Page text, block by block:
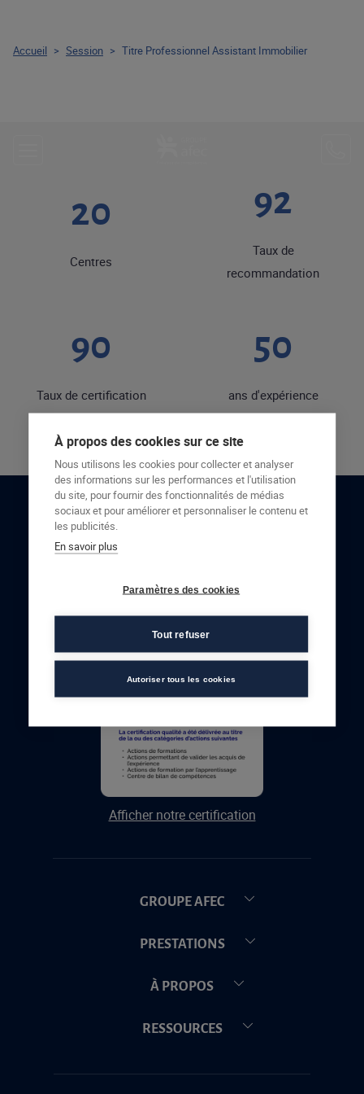
20
Centres
92
Taux de
recommandation
90
Taux de certification
50
ans d'expérience
RESTONS EN CONTACT
Afficher notre certification
GROUPE AFEC
PRESTATIONS
À PROPOS
RESSOURCES
Accueil > Session > Titre Professionnel Assistant Immobilier
À propos des cookies sur ce site
Nous utilisons les cookies pour collecter et analyser
des informations sur les performances et l'utilisation
du site, pour fournir des fonctionnalités de médias
sociaux et pour améliorer et personnaliser le contenu et
les publicités.
En savoir plus
Paramètres des cookies
Tout refuser
Autoriser tous les cookies